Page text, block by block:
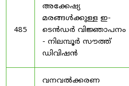
485
അക്കേഷ്യ
മരങ്ങൾക്കുള്ള ഇ-
ടെൻഡർ വിജ്ഞാപനം
- നിലമ്പൂർ സൗത്ത്
ഡിവിഷൻ
വനവൽക്കരണ